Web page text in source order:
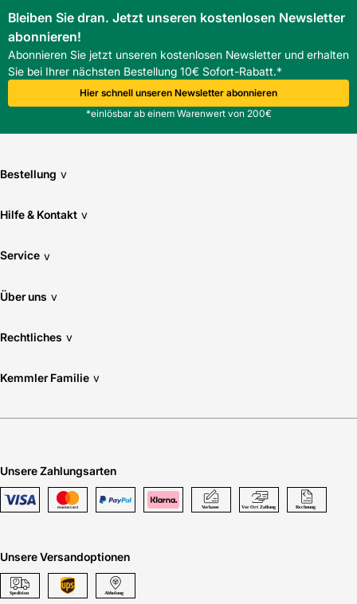
Bleiben Sie dran. Jetzt unseren kostenlosen Newsletter
abonnieren!
Abonnieren Sie jetzt unseren kostenlosen Newsletter und erhalten
Sie bei Ihrer nächsten Bestellung 10€ Sofort-Rabatt.*
Hier schnell unseren Newsletter abonnieren
*einlösbar ab einem Warenwert von 200€
Bestellung v
Hilfe & Kontakt v
Service v
Über uns v
Rechtliches v
Kemmler Familie v
Unsere Zahlungsarten
Unsere Versandoptionen